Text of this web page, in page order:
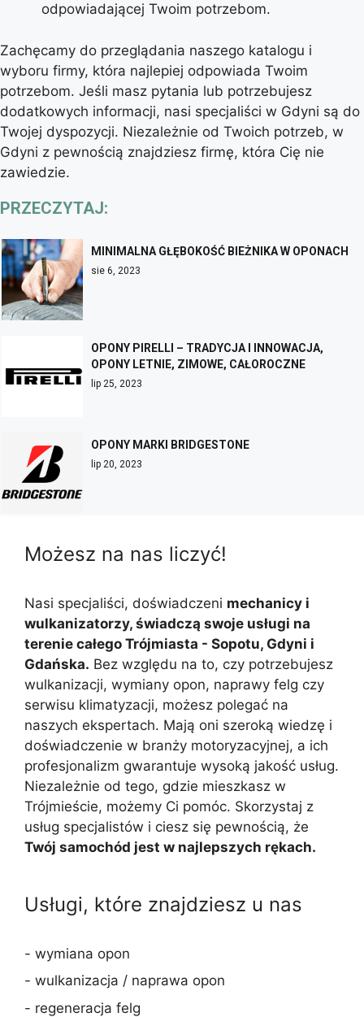
odpowiadającej Twoim potrzebom.
Zachęcamy do przeglądania naszego katalogu i
wyboru firmy, która najlepiej odpowiada Twoim
potrzebom. Jeśli masz pytania lub potrzebujesz
dodatkowych informacji, nasi specjaliści w Gdyni są do
Twojej dyspozycji. Niezależnie od Twoich potrzeb, w
Gdyni z pewnością znajdziesz firmę, która Cię nie
zawiedzie.
PRZECZYTAJ:
MINIMALNA GŁĘBOKOŚĆ BIEŻNIKA W OPONACH
sie 6, 2023
OPONY PIRELLI – TRADYCJA I INNOWACJA,
OPONY LETNIE, ZIMOWE, CAŁOROCZNE
lip 25, 2023
OPONY MARKI BRIDGESTONE
lip 20, 2023
Możesz na nas liczyć!
Nasi specjaliści, doświadczeni mechanicy i
wulkanizatorzy, świadczą swoje usługi na
terenie całego Trójmiasta - Sopotu, Gdyni i
Gdańska. Bez względu na to, czy potrzebujesz
wulkanizacji, wymiany opon, naprawy felg czy
serwisu klimatyzacji, możesz polegać na
naszych ekspertach. Mają oni szeroką wiedzę i
doświadczenie w branży motoryzacyjnej, a ich
profesjonalizm gwarantuje wysoką jakość usług.
Niezależnie od tego, gdzie mieszkasz w
Trójmieście, możemy Ci pomóc. Skorzystaj z
usług specjalistów i ciesz się pewnością, że
Twój samochód jest w najlepszych rękach.
Usługi, które znajdziesz u nas
- wymiana opon
- wulkanizacja / naprawa opon
- regeneracja felg